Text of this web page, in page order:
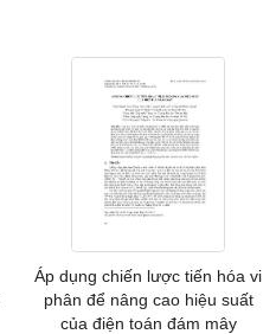
Áp dụng chiến lược tiến hóa vi
phân để nâng cao hiệu suất
của điện toán đám mây